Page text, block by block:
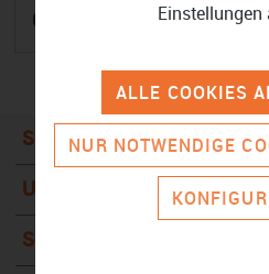
6,33 €
Sicher Bezahlen
Unternehmen
Service & Kontakt
Einstellungen
NUR NOTWENDIGE
ALLE COOKIES